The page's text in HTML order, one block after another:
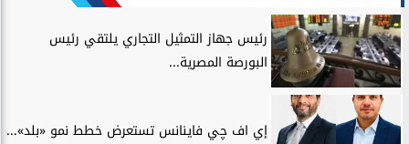
رئيس جهاز التمثيل التجاري يلتقي رئيس
البورصة المصرية...
إي اف چي فاينانس تستعرض خطط نمو «بلد»...